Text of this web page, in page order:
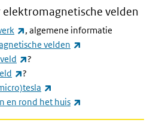
velden
(externe link)
, algemene informatie
velden
(externe link)
?
(externe link)
?
en rond het huis